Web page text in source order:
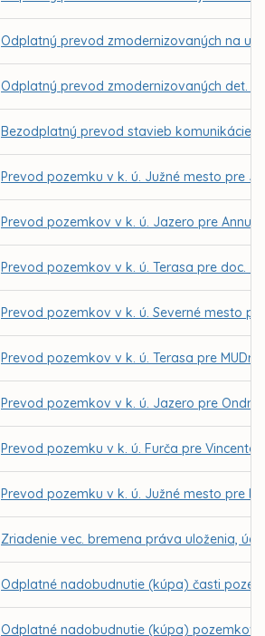
Odplatný prevod zmodernizovaných na ul.
Odplatný prevod zmodernizovaných det.
Bezodplatný prevod stavieb komunikácie,
Prevod pozemku v k. ú. Južné mesto pre
Prevod pozemkov v k. ú. Jazero pre Annu
Prevod pozemkov v k. ú. Terasa pre doc.
Prevod pozemkov v k. ú. Severné mesto
Prevod pozemkov v k. ú. Terasa pre MUDr.
Prevod pozemkov v k. ú. Jazero pre
Prevod pozemku v k. ú. Furča pre Vincenta
Prevod pozemku v k. ú. Južné mesto pre
Zriadenie vec. bremena práva uloženia,
Odplatné nadobudnutie (kúpa) časti
Odplatné nadobudnutie (kúpa) pozemkov